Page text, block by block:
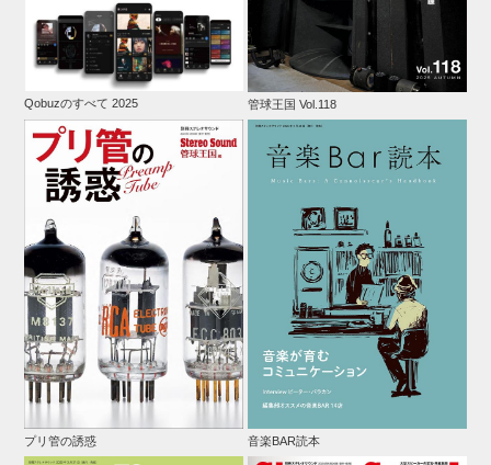
Qobuzのすべて 2025 管球王国 Vol.118
プリ管の誘惑 音楽BAR読本